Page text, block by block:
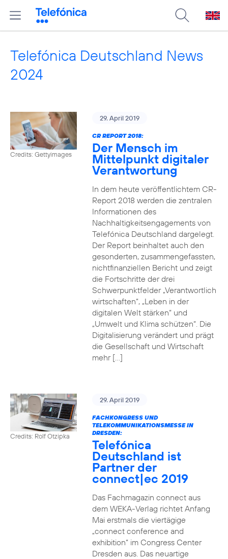
Telefónica Deutschland News
2024
Credits: Gettyimages
29. April 2019
CR REPORT 2018:
Der Mensch im
Mittelpunkt digitaler
Verantwortung
In dem heute veröffentlichtem CR-
Report 2018 werden die zentralen
Informationen des
Nachhaltigkeitsengagements von
Telefónica Deutschland dargelegt.
Der Report beinhaltet auch den
gesonderten, zusammengefassten,
nichtfinanziellen Bericht und zeigt
die Fortschritte der drei
Schwerpunktfelder „Verantwortlich
wirtschaften“, „Leben in der
digitalen Welt stärken“ und
„Umwelt und Klima schützen“. Die
Digitalisierung verändert und prägt
die Gesellschaft und Wirtschaft
mehr […]
Credits: Rolf Otzipka
29. April 2019
FACHKONGRESS UND
TELEKOMMUNIKATIONSMESSE IN
DRESDEN:
Telefónica
Deutschland ist
Partner der
connect|ec 2019
Das Fachmagazin connect aus
dem WEKA-Verlag richtet Anfang
Mai erstmals die viertägige
„connect conference and
exhibition“ im Congress Center
Dresden aus. Das neuartige